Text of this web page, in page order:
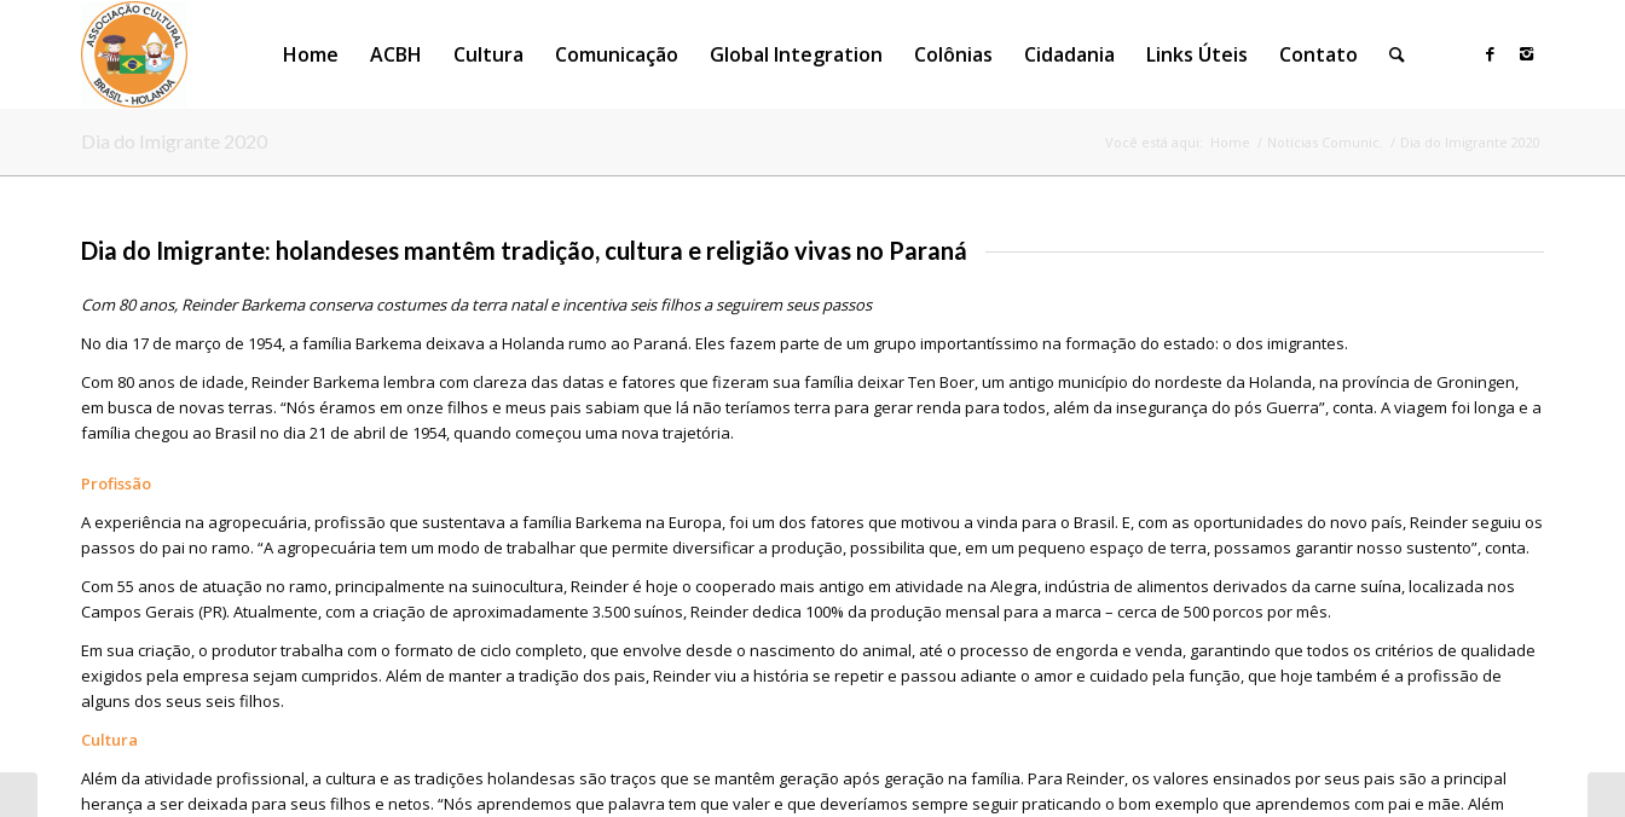
Home ACBH Cultura Comunicação Global Integration Colônias Cidadania Links Úteis Contato
Dia do Imigrante 2020 Você está aqui: Home / Notícias Comunic. / Dia do Imigrante 2020
Dia do Imigrante: holandeses mantêm tradição, cultura e religião vivas no Paraná
Com 80 anos, Reinder Barkema conserva costumes da terra natal e incentiva seis filhos a seguirem seus passos
No dia 17 de março de 1954, a família Barkema deixava a Holanda rumo ao Paraná. Eles fazem parte de um grupo importantíssimo na formação do estado: o dos imigrantes.
Com 80 anos de idade, Reinder Barkema lembra com clareza das datas e fatores que fizeram sua família deixar Ten Boer, um antigo município do nordeste da Holanda, na província de Groningen,
em busca de novas terras. “Nós éramos em onze filhos e meus pais sabiam que lá não teríamos terra para gerar renda para todos, além da insegurança do pós Guerra”, conta. A viagem foi longa e a
família chegou ao Brasil no dia 21 de abril de 1954, quando começou uma nova trajetória.
Profissão
A experiência na agropecuária, profissão que sustentava a família Barkema na Europa, foi um dos fatores que motivou a vinda para o Brasil. E, com as oportunidades do novo país, Reinder seguiu os
passos do pai no ramo. “A agropecuária tem um modo de trabalhar que permite diversificar a produção, possibilita que, em um pequeno espaço de terra, possamos garantir nosso sustento”, conta.
Com 55 anos de atuação no ramo, principalmente na suinocultura, Reinder é hoje o cooperado mais antigo em atividade na Alegra, indústria de alimentos derivados da carne suína, localizada nos
Campos Gerais (PR). Atualmente, com a criação de aproximadamente 3.500 suínos, Reinder dedica 100% da produção mensal para a marca – cerca de 500 porcos por mês.
Em sua criação, o produtor trabalha com o formato de ciclo completo, que envolve desde o nascimento do animal, até o processo de engorda e venda, garantindo que todos os critérios de qualidade
exigidos pela empresa sejam cumpridos. Além de manter a tradição dos pais, Reinder viu a história se repetir e passou adiante o amor e cuidado pela função, que hoje também é a profissão de
alguns dos seus seis filhos.
Cultura
Além da atividade profissional, a cultura e as tradições holandesas são traços que se mantêm geração após geração na família. Para Reinder, os valores ensinados por seus pais são a principal
herança a ser deixada para seus filhos e netos. “Nós aprendemos que palavra tem que valer e que deveríamos sempre seguir praticando o bom exemplo que aprendemos com pai e mãe. Além